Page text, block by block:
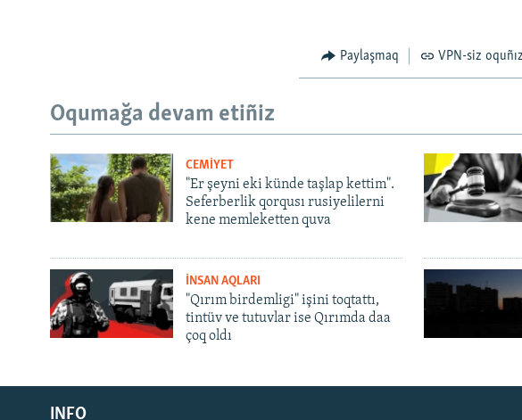
Русский
Українською
Paylaşmaq VPN-siz oquñız
Oqumağa devam etiñiz
CEMİYET
"Er şeyni eki künde taşlap kettim".
Seferberlik qorqusı rusiyelilerni
kene memleketten quva
İNSAN AQLARI
"Qırım birdemligi" işini toqtattı,
tintüv ve tutuvlar ise Qırımda daa
çoq oldı
INFO